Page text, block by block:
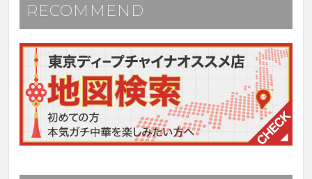
RECOMMEND